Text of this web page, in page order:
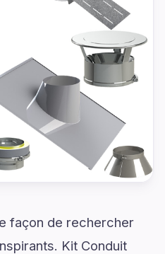
façon de rechercher
Kit Conduit